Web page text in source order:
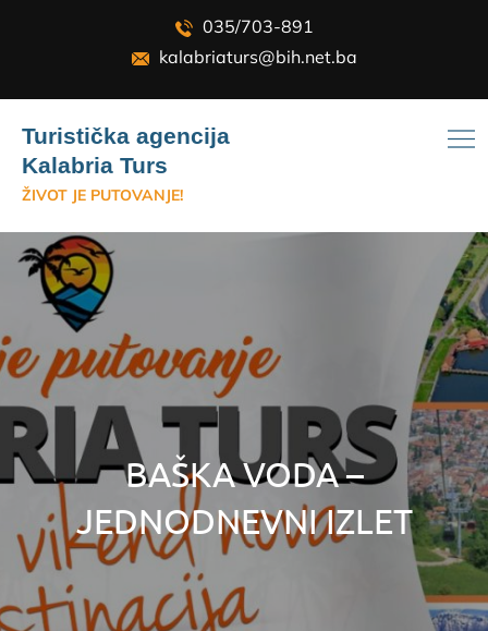
035/703-891
kalabriaturs@bih.net.ba
Turistička agencija
Kalabria Turs
ŽIVOT JE PUTOVANJE!
BAŠKA VODA –
JEDNODNEVNI IZLET